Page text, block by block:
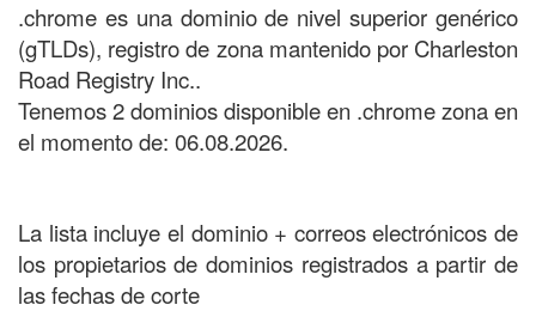
.chrome es una dominio de nivel superior genérico
(gTLDs), registro de zona mantenido por Charleston
Road Registry Inc..
Tenemos 2 dominios disponible en .chrome zona en
el momento de: 06.08.2026.
La lista incluye el dominio + correos electrónicos de
los propietarios de dominios registrados a partir de
las fechas de corte